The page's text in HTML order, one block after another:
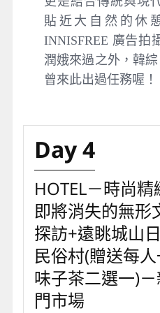
貼近大自然的休
INNISFREE 廣告拍
潤娥來過之外，韓
曾來此出過任務喔！
Day 4
HOTEL－時尚
即將消失的無形
探訪+遠眺城⼭
⺠俗村(贈送每
味⼦茶⼆選⼀)
⾨市場